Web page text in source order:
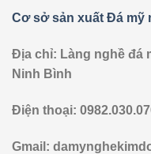
Cơ sở sản xuất Đá mỹ
Địa chỉ: Làng nghề đá
Ninh Bình
Điện thoại:
Gmail: